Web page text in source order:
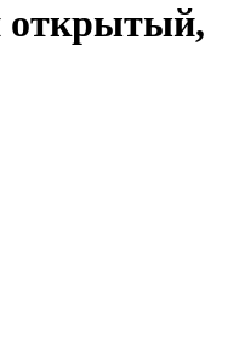
открытый,